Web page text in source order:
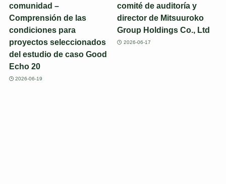
comunidad –
Comprensión de las
condiciones para
proyectos seleccionados
del estudio de caso Good
Echo 20
2026-06-19
comité de auditoría y
director de Mitsuuroko
Group Holdings Co., Ltd
2026-06-17